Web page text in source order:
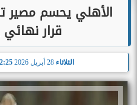
الأهلي يحسم مصير
قرار نهائي
الثلاثاء 28 أبريل 2026 12:25